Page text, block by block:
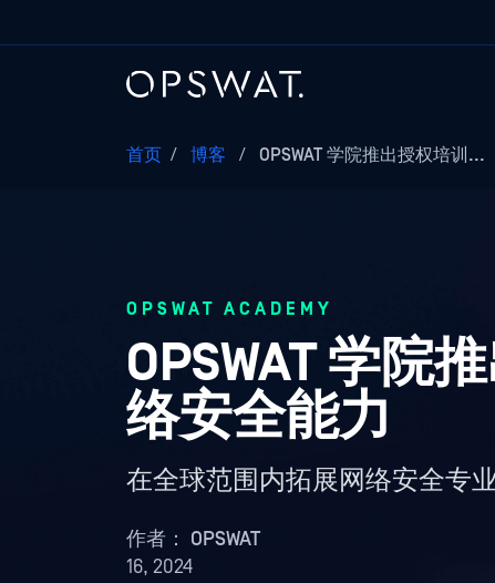
首页 / 博客 / OPSWAT 学院推出授权培训...
OPSWAT ACADEMY
OPSWAT 学院
络安全能力
在全球范围内拓展网络安全专
作者： OPSWAT
16, 2024